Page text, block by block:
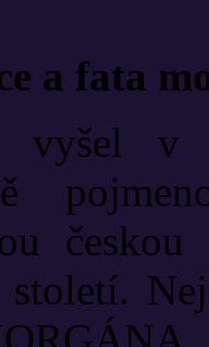
a fata
vyšel v
století.